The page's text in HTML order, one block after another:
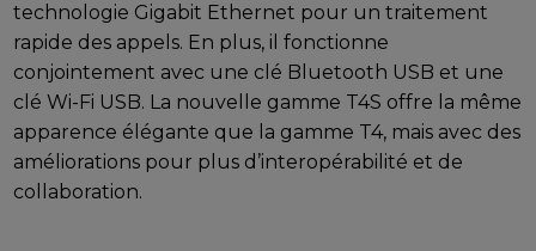
technologie Gigabit Ethernet pour un traitement
rapide des appels. En plus, il fonctionne
conjointement avec une clé Bluetooth USB et une
clé Wi-Fi USB. La nouvelle gamme T4S offre la même
apparence élégante que la gamme T4, mais avec des
améliorations pour plus d’interopérabilité et de
collaboration.